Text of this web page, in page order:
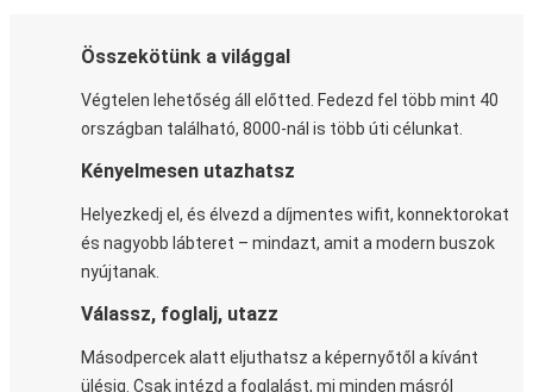
Összekötünk a világgal
Végtelen lehetőség áll előtted. Fedezd fel több mint 40
országban található, 8000-nál is több úti célunkat.
Kényelmesen utazhatsz
Helyezkedj el, és élvezd a díjmentes wifit, konnektorokat
és nagyobb lábteret – mindazt, amit a modern buszok
nyújtanak.
Válassz, foglalj, utazz
Másodpercek alatt eljuthatsz a képernyőtől a kívánt
ülésig. Csak intézd a foglalást, mi minden másról